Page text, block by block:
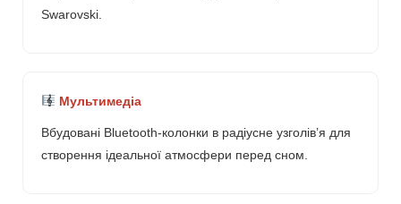
Swarovski.
Мультимедіа
Вбудовані Bluetooth-колонки в радіусне узголів’я для
створення ідеальної атмосфери перед сном.